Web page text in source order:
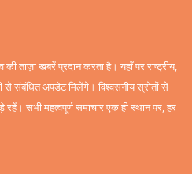
ताज़ा खबरें प्रदान करता है। यहाँ पर राष्ट्रीय,
से संबंधित अपडेट मिलेंगे। विश्वसनीय स्रोतों से
सभी महत्वपूर्ण समाचार एक ही स्थान पर, हर